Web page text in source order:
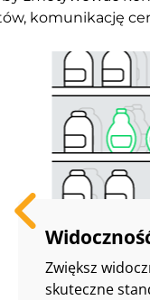
komunikację
Zwiększ
skuteczne